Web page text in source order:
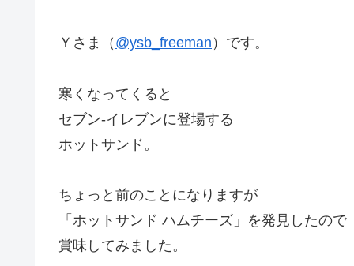
Ｙさま（ @ysb_freeman ）です。
寒くなってくると
セブン-イレブンに登場する
ホットサンド。
ちょっと前のことになりますが
「ホットサンド ハムチーズ」を発見したので
賞味してみました。